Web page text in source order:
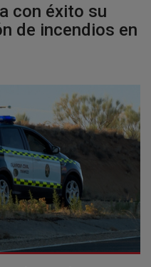
con éxito su
de incendios en